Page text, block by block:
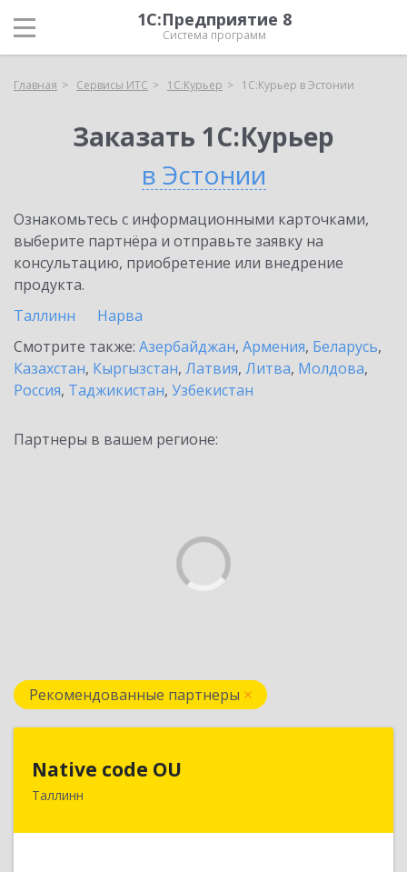
1С:Предприятие 8
Система программ
Главная Сервисы ИТС 1С:Курьер 1С:Курьер в Эстонии
Заказать 1С:Курьер
в Эстонии
Ознакомьтесь с информационными карточками,
выберите партнёра и отправьте заявку на
консультацию, приобретение или внедрение
продукта.
Таллинн
Нарва
Смотрите также: Азербайджан, Армения, Беларусь,
Казахстан, Кыргызстан, Латвия, Литва, Молдова,
Россия, Таджикистан, Узбекистан
Партнеры в вашем регионе:
Рекомендованные партнеры
Native code OU
Таллинн